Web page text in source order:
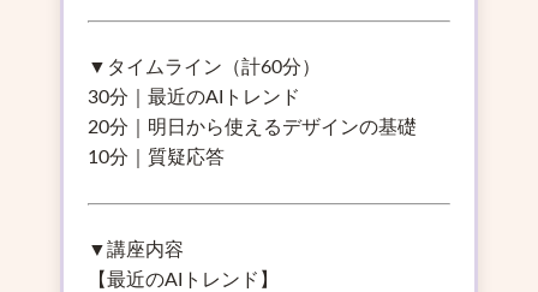
▼タイムライン（計60分）
30分｜最近のAIトレンド
20分｜明日から使えるデザインの基礎
10分｜質疑応答
▼講座内容
【最近のAIトレンド】